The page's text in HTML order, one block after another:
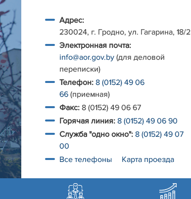
Адрес:
230024, г. Гродно, ул. Гагарина, 18/2
Электронная почта:
info@aor.gov.by (для деловой
переписки)
Телефон: 8 (0152) 49 06
66 (приемная)
Факс: 8 (0152) 49 06 67
Горячая линия: 8 (0152) 49 06 90
Служба "одно окно": 8 (0152) 49 07
00
Все телефоны
Карта проезда